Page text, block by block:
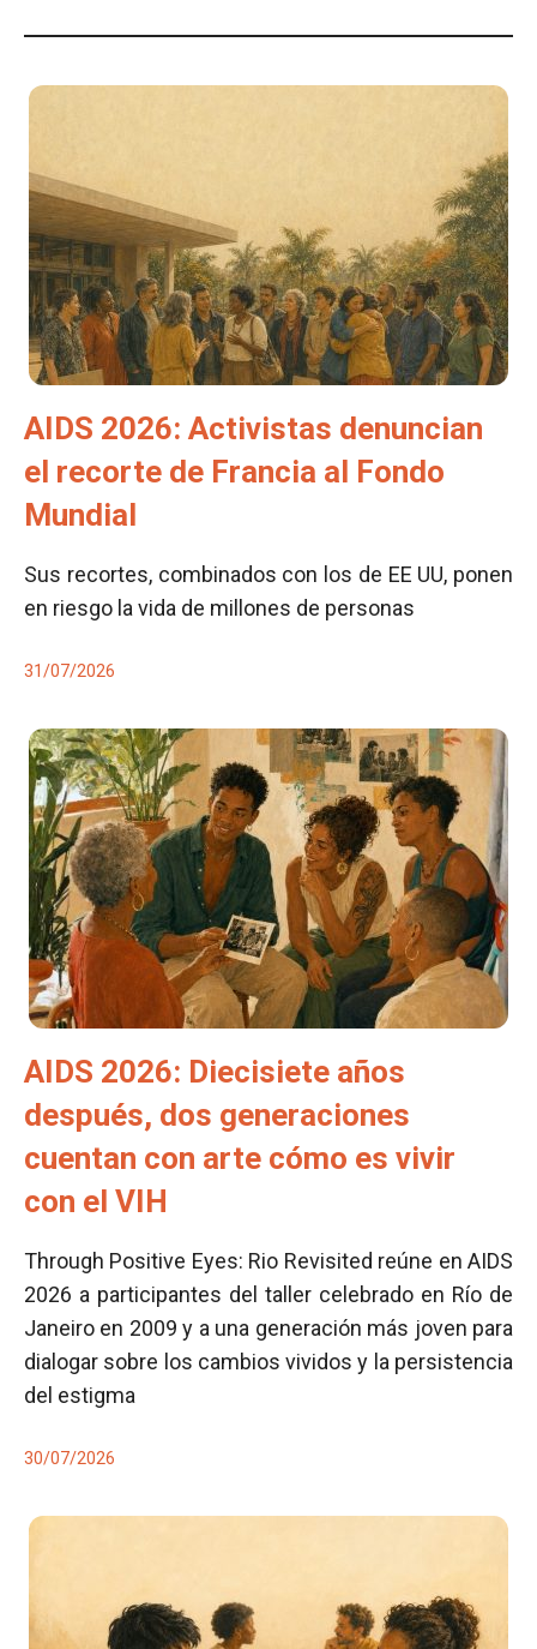
AIDS 2026: Activistas denuncian
el recorte de Francia al Fondo
Mundial
Sus recortes, combinados con los de EE UU, ponen
en riesgo la vida de millones de personas
31/07/2026
AIDS 2026: Diecisiete años
después, dos generaciones
cuentan con arte cómo es vivir
con el VIH
Through Positive Eyes: Rio Revisited reúne en AIDS
2026 a participantes del taller celebrado en Río de
Janeiro en 2009 y a una generación más joven para
dialogar sobre los cambios vividos y la persistencia
del estigma
30/07/2026